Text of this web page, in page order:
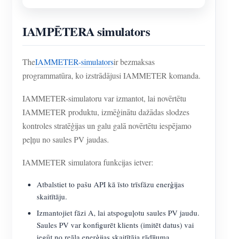
IAMPĒTERA simulators
TheIAMMETER-simulatorsir bezmaksas
programmatūra, ko izstrādājusi IAMMETER komanda.
IAMMETER-simulatoru var izmantot, lai novērtētu
IAMMETER produktu, izmēģinātu dažādas slodzes
kontroles stratēģijas un galu galā novērtētu iespējamo
peļņu no saules PV jaudas.
IAMMETER simulatora funkcijas ietver:
Atbalstiet to pašu API kā īsto trīsfāzu enerģijas
skaitītāju.
Izmantojiet fāzi A, lai atspoguļotu saules PV jaudu.
Saules PV var konfigurēt klients (imitēt datus) vai